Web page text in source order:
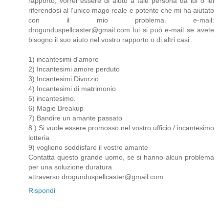
riferendosi al l'unico mago reale e potente che mi ha aiutato
con il mio problema. e-mail:
drogunduspellcaster@gmail.com lui si può e-mail se avete
bisogno il suo aiuto nel vostro rapporto o di altri casi.
1) incantesimi d'amore
2) Incantesimi amore perduto
3) Incantesimi Divorzio
4) Incantesimi di matrimonio
5) incantesimo.
6) Magie Breakup
7) Bandire un amante passato
8.) Si vuole essere promosso nel vostro ufficio / incantesimo
lotteria
9) vogliono soddisfare il vostro amante
Contatta questo grande uomo, se si hanno alcun problema
per una soluzione duratura
attraverso drogunduspellcaster@gmail.com
Rispondi